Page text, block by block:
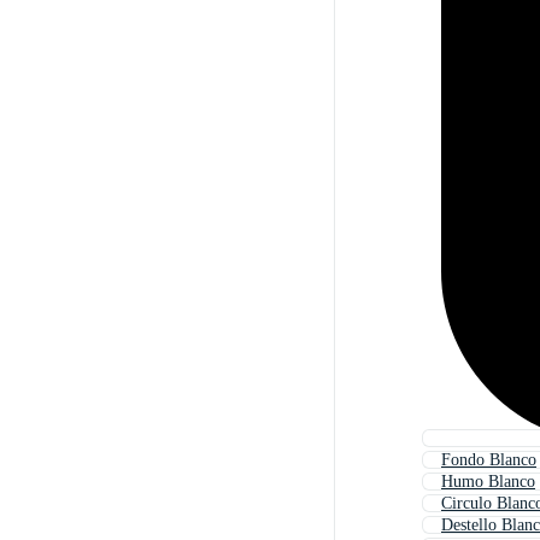
Fondo Blanco
Humo Blanco
Circulo
Destello